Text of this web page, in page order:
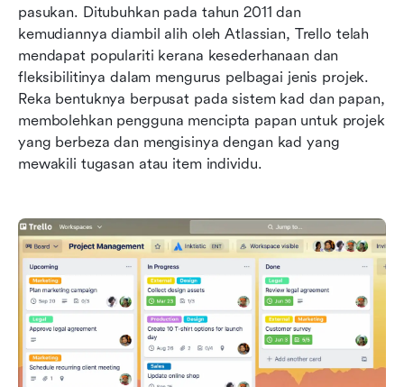
pasukan. Ditubuhkan pada tahun 2011 dan
kemudiannya diambil alih oleh Atlassian, Trello telah
mendapat populariti kerana kesederhanaan dan
fleksibilitinya dalam mengurus pelbagai jenis projek.
Reka bentuknya berpusat pada sistem kad dan papan,
membolehkan pengguna mencipta papan untuk projek
yang berbeza dan mengisinya dengan kad yang
mewakili tugasan atau item individu.